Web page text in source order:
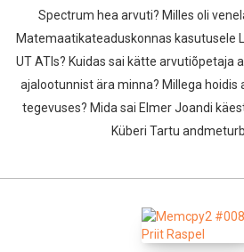
Spectrum hea arvuti? Milles oli
Matemaatikateaduskonnas kasutusele
UT ATIs? Kuidas sai kätte arvutiõpetaja
ajalootunnist ära minna? Millega hoidis
tegevuses? Mida sai Elmer Joandi
Küberi Tartu